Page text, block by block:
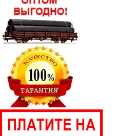
Труба бесшовная 63
Труба бесшовная 63.5
Труба бесшовная 65
Труба бесшовная 68
Труба бесшовная 70
Труба бесшовная 73
Труба бесшовная 76
Труба бесшовная 83